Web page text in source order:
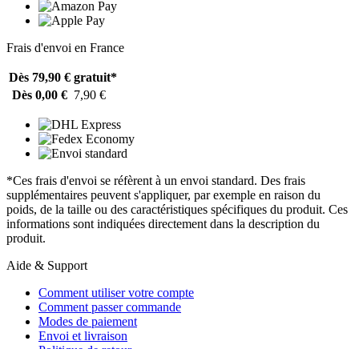
Frais d'envoi en France
Dès 79,90 € gratuit*
Dès 0,00 € 7,90 €
*Ces frais d'envoi se réfèrent à un envoi standard. Des frais
supplémentaires peuvent s'appliquer, par exemple en raison du
poids, de la taille ou des caractéristiques spécifiques du produit. Ces
informations sont indiquées directement dans la description du
produit.
Aide & Support
Comment utiliser votre compte
Comment passer commande
Modes de paiement
Envoi et livraison